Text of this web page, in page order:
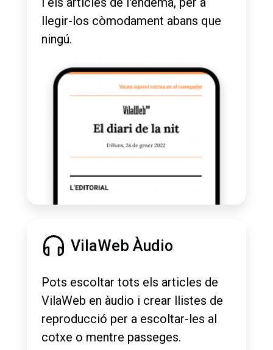
llegir-los còmodament abans que
ningú.
VilaWeb Àudio
Pots escoltar tots els articles de
VilaWeb en àudio i crear llistes de
reproducció per a escoltar-les al
cotxe o mentre passeges.